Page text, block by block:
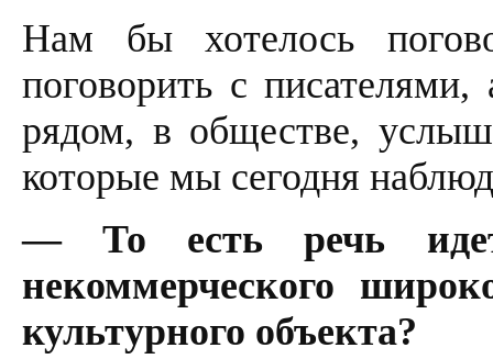
Нам бы хотелось
поговорить с
рядом, в обществе,
которые мы сегодня
— То есть речь
некоммерческого
культурного объекта?